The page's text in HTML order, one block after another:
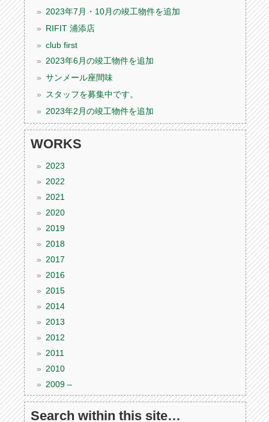
2023年7月・10月の竣工物件を追加
RIFIT 浦添店
club first
2023年6月の竣工物件を追加
サンメール座間味
スタッフを募集中です。
2023年2月の竣工物件を追加
WORKS
2023
2022
2021
2020
2019
2018
2017
2016
2015
2014
2013
2012
2011
2010
2009 –
Search within this site…